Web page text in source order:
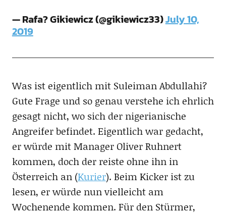
— Rafa? Gikiewicz (@gikiewicz33)July 10,
2019
Was ist eigentlich mit Suleiman Abdullahi?
Gute Frage und so genau verstehe ich ehrlich
gesagt nicht, wo sich der nigerianische
Angreifer befindet. Eigentlich war gedacht,
er würde mit Manager Oliver Ruhnert
kommen, doch der reiste ohne ihn in
Österreich an (Kurier). Beim Kicker ist zu
lesen, er würde nun vielleicht am
Wochenende kommen. Für den Stürmer,